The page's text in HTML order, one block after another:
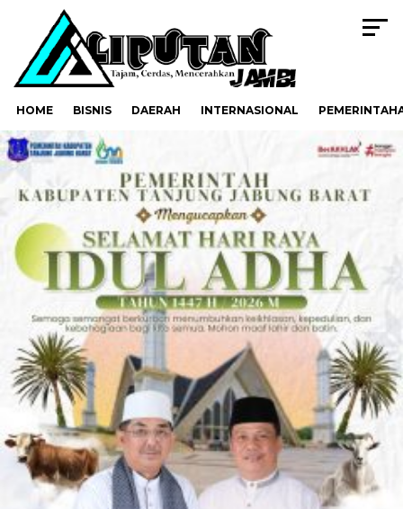
HOME BISNIS DAERAH INTERNASIONAL